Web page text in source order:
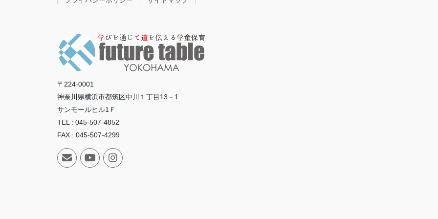
〒224-0001
神奈川県横浜市都筑区中川１丁目13－1
サンモールヒル1Ｆ
TEL : 045-507-4852
FAX : 045-507-4299